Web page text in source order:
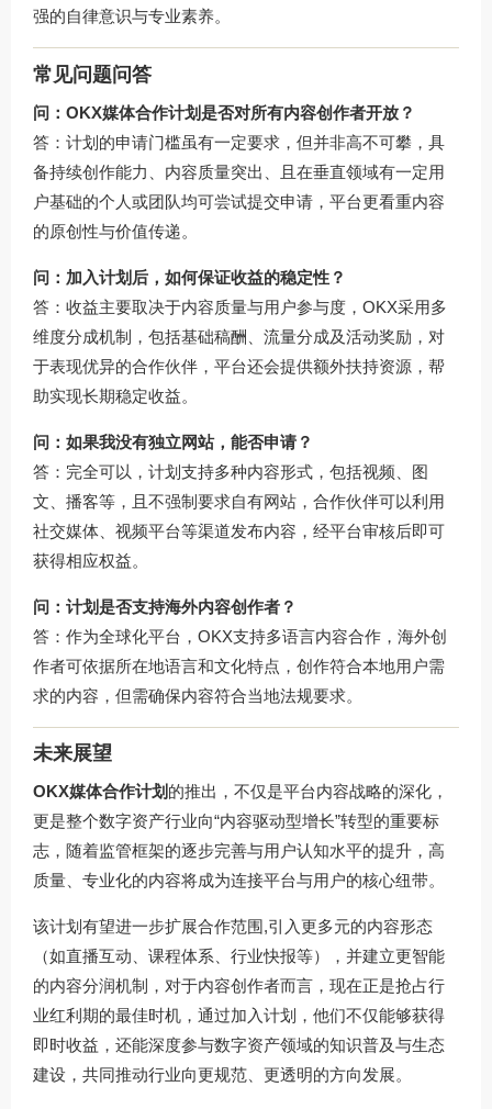
强的自律意识与专业素养。
常见问题问答
问：OKX媒体合作计划是否对所有内容创作者开放？
答：计划的申请门槛虽有一定要求，但并非高不可攀，具
备持续创作能力、内容质量突出、且在垂直领域有一定用
户基础的个人或团队均可尝试提交申请，平台更看重内容
的原创性与价值传递。
问：加入计划后，如何保证收益的稳定性？
答：收益主要取决于内容质量与用户参与度，OKX采用多
维度分成机制，包括基础稿酬、流量分成及活动奖励，对
于表现优异的合作伙伴，平台还会提供额外扶持资源，帮
助实现长期稳定收益。
问：如果我没有独立网站，能否申请？
答：完全可以，计划支持多种内容形式，包括视频、图
文、播客等，且不强制要求自有网站，合作伙伴可以利用
社交媒体、视频平台等渠道发布内容，经平台审核后即可
获得相应权益。
问：计划是否支持海外内容创作者？
答：作为全球化平台，OKX支持多语言内容合作，海外创
作者可依据所在地语言和文化特点，创作符合本地用户需
求的内容，但需确保内容符合当地法规要求。
未来展望
OKX媒体合作计划 的推出，不仅是平台内容战略的深化，
更是整个数字资产行业向“内容驱动型增长”转型的重要标
志，随着监管框架的逐步完善与用户认知水平的提升，高
质量、专业化的内容将成为连接平台与用户的核心纽带。
该计划有望进一步扩展合作范围,引入更多元的内容形态
（如直播互动、课程体系、行业快报等），并建立更智能
的内容分润机制，对于内容创作者而言，现在正是抢占行
业红利期的最佳时机，通过加入计划，他们不仅能够获得
即时收益，还能深度参与数字资产领域的知识普及与生态
建设，共同推动行业向更规范、更透明的方向发展。